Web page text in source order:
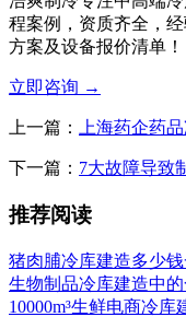
程案例，资质齐全，
方案及设备报价清单！
立即咨询 →
上一篇： 上海药企药
下一篇： 7大故障导致
推荐阅读
猪肉脯冷库建造多少
生物制品冷库建造中
10000m³生鲜电商冷